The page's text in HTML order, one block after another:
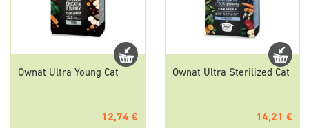
Ownat Ultra Young Cat
12,74 €
Ownat Ultra Sterilized Cat
14,21 €